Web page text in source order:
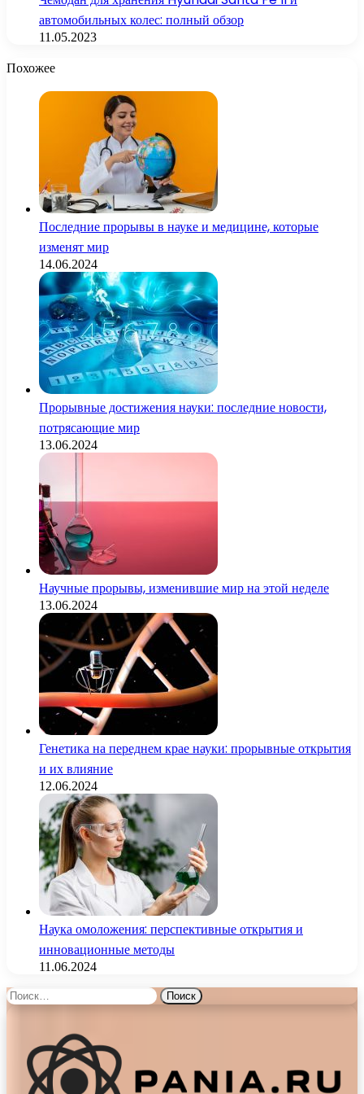
автомобильных колес: полный обзор
11.05.2023
Похожее
Последние прорывы в науке и медицине, которые
изменят мир
14.06.2024
Прорывные достижения науки: последние новости,
потрясающие мир
13.06.2024
Научные прорывы, изменившие мир на этой неделе
13.06.2024
Генетика на переднем крае науки: прорывные открытия
и их влияние
12.06.2024
Наука омоложения: перспективные открытия и
инновационные методы
11.06.2024
Найти: